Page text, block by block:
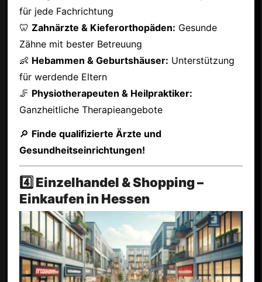
für jede Fachrichtung
🦷 Zahnärzte & Kieferorthopäden: Gesunde
Zähne mit bester Betreuung
👶 Hebammen & Geburtshäuser: Unterstützung
für werdende Eltern
🦵 Physiotherapeuten & Heilpraktiker:
Ganzheitliche Therapieangebote
🔎 Finde qualifizierte Ärzte und
Gesundheitseinrichtungen!
4️⃣ Einzelhandel & Shopping –
Einkaufen in Hessen